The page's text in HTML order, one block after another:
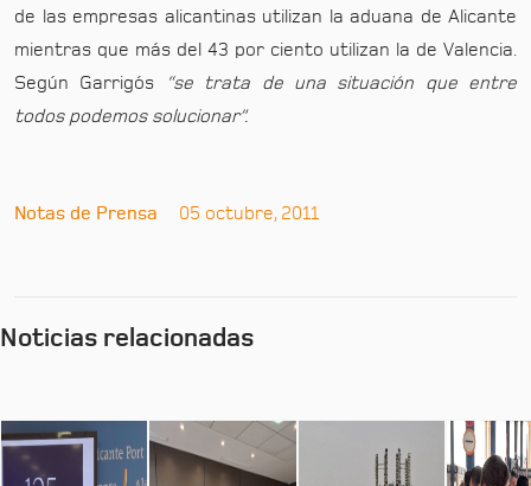
de las empresas alicantinas utilizan la aduana de Alicante
mientras que más del 43 por ciento utilizan la de Valencia.
Según Garrigós
“se trata de una situación que entre
todos podemos solucionar”.
Notas de Prensa 05 octubre, 2011
Noticias relacionadas